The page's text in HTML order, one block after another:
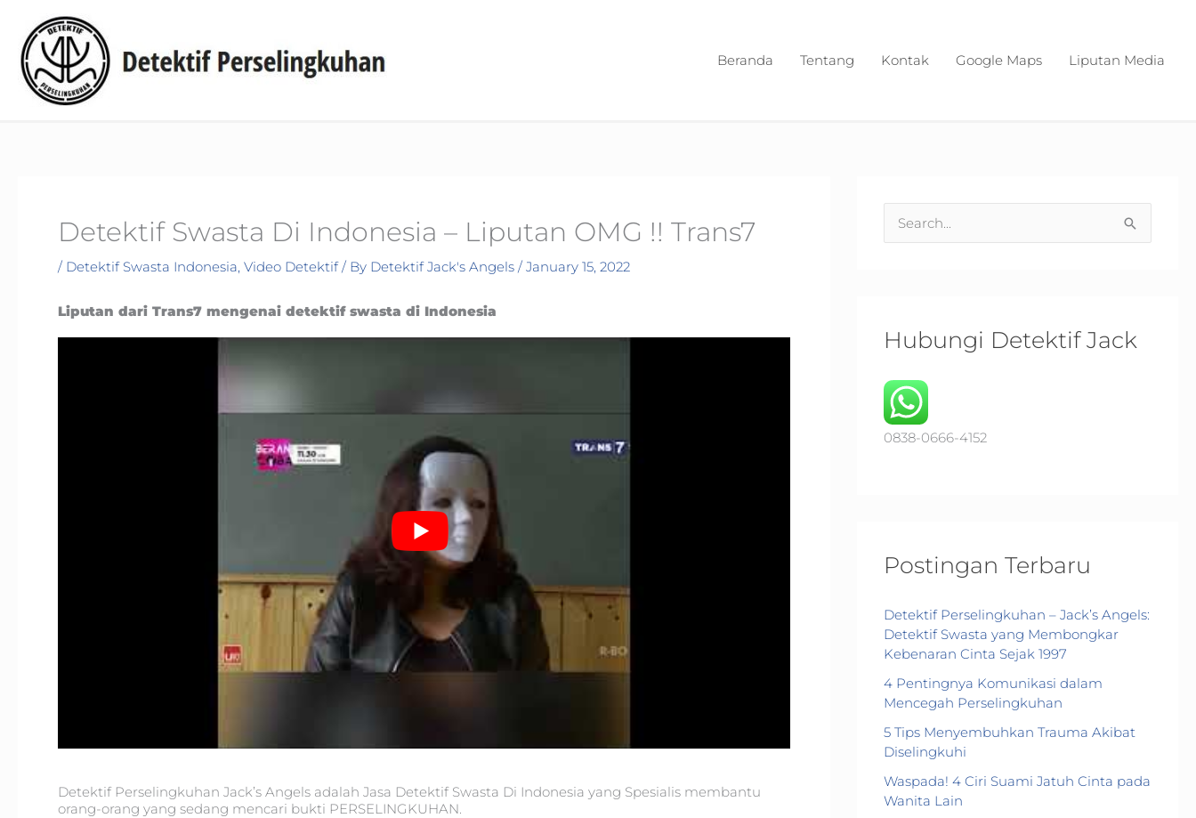
content
Beranda
Tentang Kontak Google Maps Liputan Media
Detektif Swasta Di Indonesia – Liputan OMG !! Trans7
/ Detektif Swasta Indonesia, Video Detektif/ By Detektif Jack's Angels /January 15, 2022
Liputan dari Trans7 mengenai detektif swasta di Indonesia
Detektif Perselingkuhan Jack’s Angels adalah Jasa Detektif Swasta Di Indonesia yang Spesialis membantu
orang-orang yang sedang mencari bukti PERSELINGKUHAN.
e
h
o
r
Hubungi Detektif Jack
0838-0666-4152
Postingan Terbaru
Detektif Perselingkuhan – Jack’s Angels:
Detektif Swasta yang Membongkar
Kebenaran Cinta Sejak 1997
4 Pentingnya Komunikasi dalam
Mencegah Perselingkuhan
5 Tips Menyembuhkan Trauma Akibat
Diselingkuhi
Waspada! 4 Ciri Suami Jatuh Cinta pada
Wanita Lain